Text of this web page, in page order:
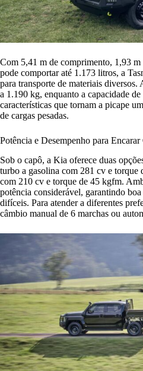
Com 5,41 m de comprimento, 1,93 m
pode comportar até 1.173 litros, a
para transporte de materiais
a 1.190 kg, enquanto a capacidade
características que tornam a picape
de cargas pesadas.
Potência e Desempenho para
Sob o capô, a Kia oferece duas
turbo a gasolina com 281 cv e torque
com 210 cv e torque de 45 kgfm.
potência considerável, garantindo
difíceis. Para atender a diferentes
câmbio manual de 6 marchas ou